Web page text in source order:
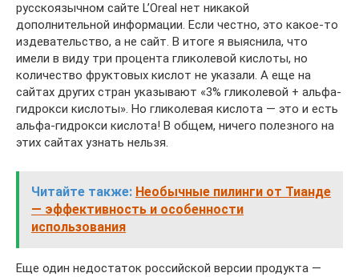
русскоязычном сайте L’Oreal нет никакой
дополнительной информации. Если честно, это какое-то
издевательство, а не сайт. В итоге я выяснила, что
имели в виду три процента гликолевой кислоты, но
количество фруктовых кислот не указали. А еще на
сайтах других стран указывают «3% гликолевой + альфа-
гидрокси кислоты». Но гликолевая кислота — это и есть
альфа-гидрокси кислота! В общем, ничего полезного на
этих сайтах узнать нельзя.
Читайте также: Необычные пилинги от Тианде
— эффективность и особенности
использования
Еще один недостаток российской версии продукта —